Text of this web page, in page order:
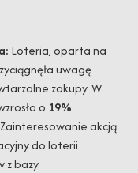
Loteria, oparta na
uwagę
zakupy. W
o 19%.
Zainteresowanie akcją
do loterii
zbazy.